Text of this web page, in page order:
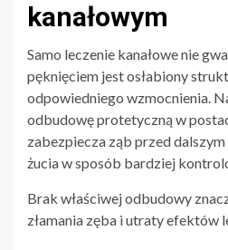
kanałowym
Samo leczenie kanałowe nie
pęknięciem jest osłabiony
odpowiedniego wzmocnienia.
odbudowę protetyczną w
zabezpiecza ząb przed dalszym
żucia w sposób bardziej
Brak właściwej odbudowy
złamania zęba i utraty efektów